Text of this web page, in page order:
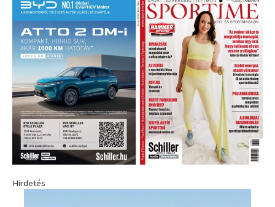
Hirdetés